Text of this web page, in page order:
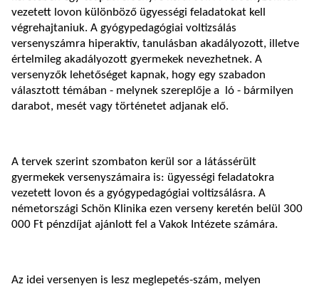
vezetett lovon különböző ügyességi feladatokat kell
végrehajtaniuk. A gyógypedagógiai voltizsálás
versenyszámra hiperaktív, tanulásban akadályozott, illetve
értelmileg akadályozott gyermekek nevezhetnek. A
versenyzők lehetőséget kapnak, hogy egy szabadon
választott témában - melynek szereplője a ló - bármilyen
darabot, mesét vagy történetet adjanak elő.
A tervek szerint szombaton kerül sor a látássérült
gyermekek versenyszámaira is: ügyességi feladatokra
vezetett lovon és a gyógypedagógiai voltizsálásra. A
németországi Schön Klinika ezen verseny keretén belül 300
000 Ft pénzdíjat ajánlott fel a Vakok Intézete számára.
Az idei versenyen is lesz meglepetés-szám, melyen